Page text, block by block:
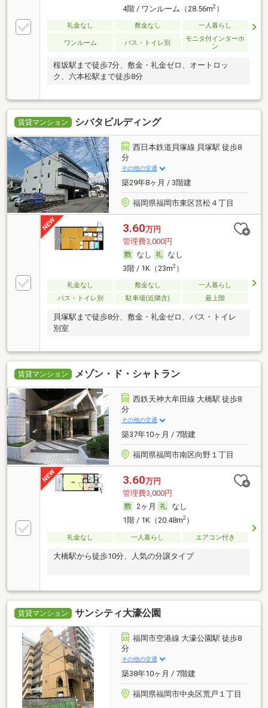
4階 / ワンルーム（28.56m2）
礼金なし 敷金なし 一人暮らし
ワンルーム バス・トイレ別
モニタ付インターホ
ン
桜坂駅まで徒歩7分、敷金・礼金ゼロ、オートロッ
ク、六本松駅まで徒歩8分
賃貸マンション シバタビルディング
西日本鉄道貝塚線 貝塚駅 徒歩8
分
その他の交通
築29年8ヶ月 / 3階建
福岡県福岡市東区筥松４丁目
3.60万円
管理費3,000円
なし
なし
3階 / 1K（23m2）
礼金なし 敷金なし
一人暮らし
バス・トイレ別
駐車場(近隣含) 最上階
貝塚駅まで徒歩8分、敷金・礼金ゼロ、バス・トイレ
別室
賃貸マンション メゾン・ド・シャトラン
西鉄天神大牟田線 大橋駅 徒歩8
分
その他の交通
築37年10ヶ月 / 7階建
福岡県福岡市南区向野１丁目
3.60万円
管理費3,000円
2ヶ月
なし
1階 / 1K（20.48m2）
礼金なし 一人暮らし エアコン付き
大橋駅から徒歩10分、人気の分譲タイプ
賃貸マンション サンシティ大濠公園
福岡市空港線 大濠公園駅 徒歩8
分
その他の交通
築38年10ヶ月 / 7階建
福岡県福岡市中央区荒戸１丁目